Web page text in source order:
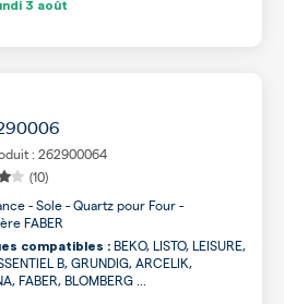
3 août
: 262900064
(10)
- Sole - Quartz pour Four -
FABER
compatibles : BEKO, LISTO, LEISURE,
B, GRUNDIG, ARCELIK,
FABER, BLOMBERG ...